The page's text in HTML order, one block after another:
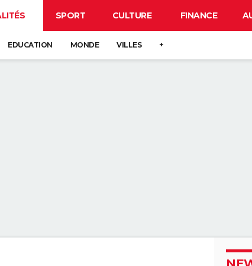
SPORT CULTURE FINANCE
EDUCATION MONDE VILLES +